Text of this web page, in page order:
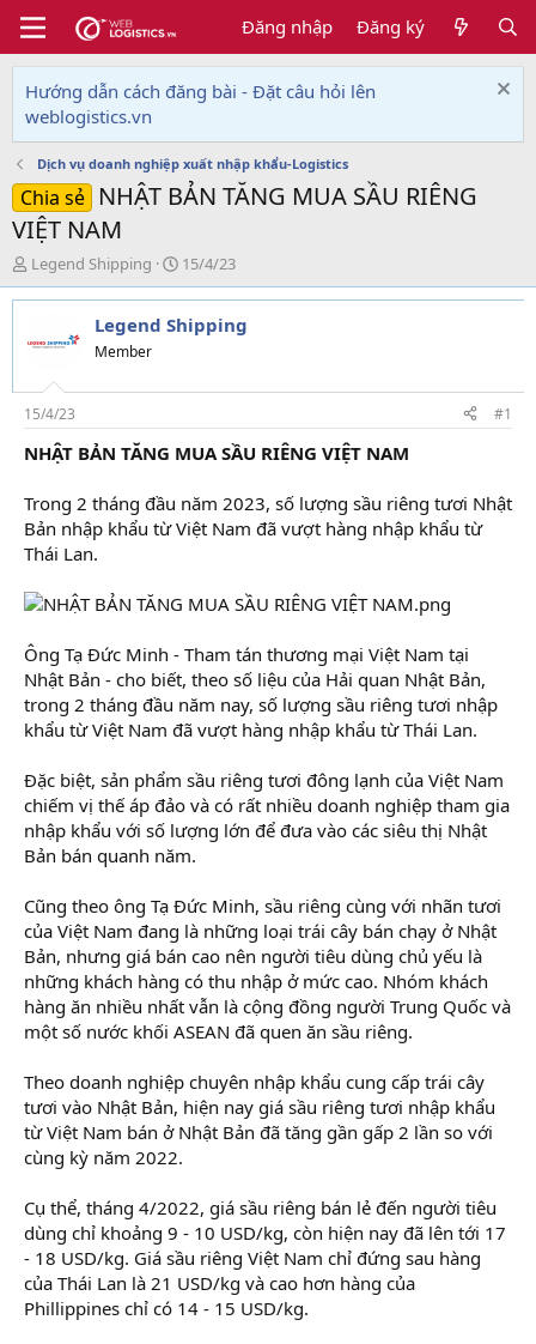
Đăng nhập Đăng ký
Hướng dẫn cách đăng bài - Đặt câu hỏi lên
weblogistics.vn
Dịch vụ doanh nghiệp xuất nhập khẩu-Logistics
Chia sẻ
NHẬT BẢN TĂNG MUA SẦU RIÊNG
VIỆT NAM
T
h
r
a
s
t
a
r
e
r
Legend Shipping
N
g
à
y
i
15/4/23
Legend Shipping
Member
15/4/23 #1
NHẬT BẢN TĂNG MUA SẦU RIÊNG VIỆT NAM
Trong 2 tháng đầu năm 2023, số lượng sầu riêng tươi Nhật
Bản nhập khẩu từ Việt Nam đã vượt hàng nhập khẩu từ
Thái Lan.
Ông Tạ Đức Minh - Tham tán thương mại Việt Nam tại
Nhật Bản - cho biết, theo số liệu của Hải quan Nhật Bản,
trong 2 tháng đầu năm nay, số lượng sầu riêng tươi nhập
khẩu từ Việt Nam đã vượt hàng nhập khẩu từ Thái Lan.
Đặc biệt, sản phẩm sầu riêng tươi đông lạnh của Việt Nam
chiếm vị thế áp đảo và có rất nhiều doanh nghiệp tham gia
nhập khẩu với số lượng lớn để đưa vào các siêu thị Nhật
Bản bán quanh năm.
Cũng theo ông Tạ Đức Minh, sầu riêng cùng với nhãn tươi
của Việt Nam đang là những loại trái cây bán chạy ở Nhật
Bản, nhưng giá bán cao nên người tiêu dùng chủ yếu là
những khách hàng có thu nhập ở mức cao. Nhóm khách
hàng ăn nhiều nhất vẫn là cộng đồng người Trung Quốc và
một số nước khối ASEAN đã quen ăn sầu riêng.
Theo doanh nghiệp chuyên nhập khẩu cung cấp trái cây
tươi vào Nhật Bản, hiện nay giá sầu riêng tươi nhập khẩu
từ Việt Nam bán ở Nhật Bản đã tăng gần gấp 2 lần so với
cùng kỳ năm 2022.
Cụ thể, tháng 4/2022, giá sầu riêng bán lẻ đến người tiêu
dùng chỉ khoảng 9 - 10 USD/kg, còn hiện nay đã lên tới 17
- 18 USD/kg. Giá sầu riêng Việt Nam chỉ đứng sau hàng
của Thái Lan là 21 USD/kg và cao hơn hàng của
Phillippines chỉ có 14 - 15 USD/kg.